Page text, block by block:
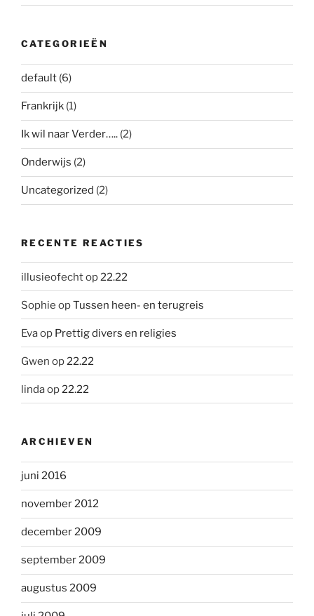
CATEGORIEËN
default (6)
Frankrijk (1)
Ik wil naar Verder….. (2)
Onderwijs (2)
Uncategorized (2)
RECENTE REACTIES
illusieofechtop22.22
Sophie opTussen heen- en terugreis
Evaop Prettig divers en religies
Gwen op22.22
lindaop22.22
ARCHIEVEN
juni 2016
november 2012
december 2009
september 2009
augustus 2009